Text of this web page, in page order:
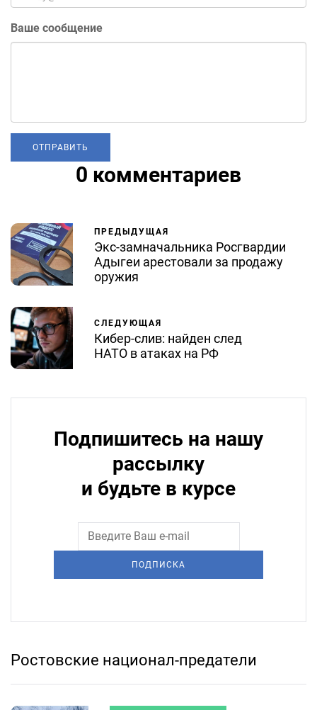
Ваше сообщение
0 комментариев
ПРЕДЫДУЩАЯ
Экс-замначальника Росгвардии
Адыгеи арестовали за продажу
оружия
СЛЕДУЮЩАЯ
Кибер-слив: найден след
НАТО в атаках на РФ
Подпишитесь на нашу
рассылку
и будьте в курсе
ПОДПИСКА
Ростовские национал-предатели